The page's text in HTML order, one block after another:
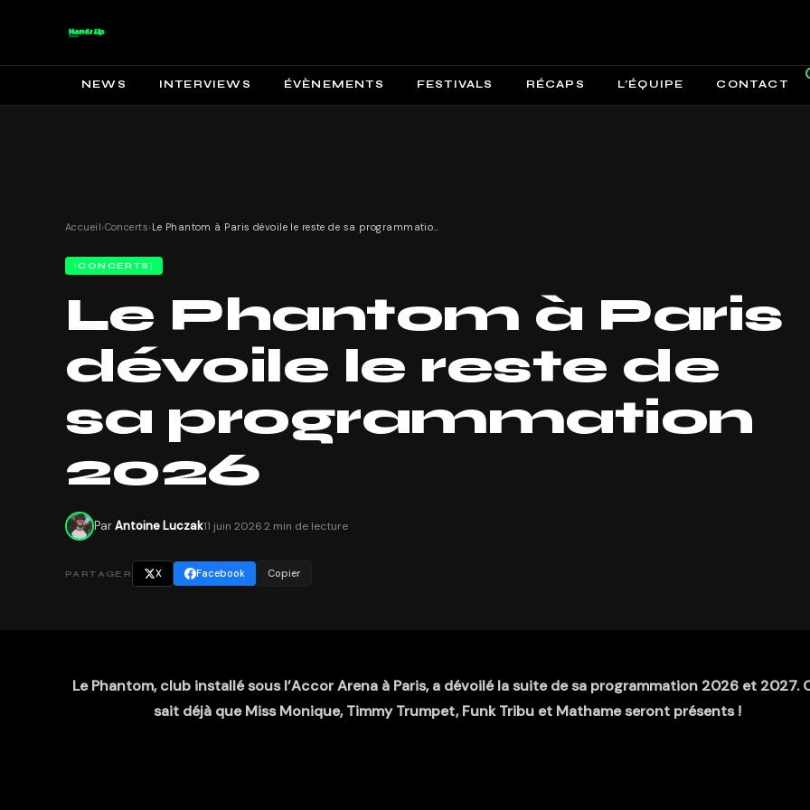
NEWS INTERVIEWS ÉVÈNEMENTS FESTIVALS RÉCAPS L’ÉQUIPE CONTACT
Accueil›Concerts› Le Phantom à Paris dévoile le reste de sa programmation 2026
CONCERTS
Le Phantom à Paris
dévoile le reste de
sa programmation
2026
ParAntoine Luczak11 juin 20262 min de lecture
PARTAGER X Facebook Copier
Le Phantom, club installé sous l’Accor Arena à Paris, a dévoilé la suite de sa programmation 2026 et 2027.
sait déjà que Miss Monique, Timmy Trumpet, Funk Tribu et Mathame seront présents !